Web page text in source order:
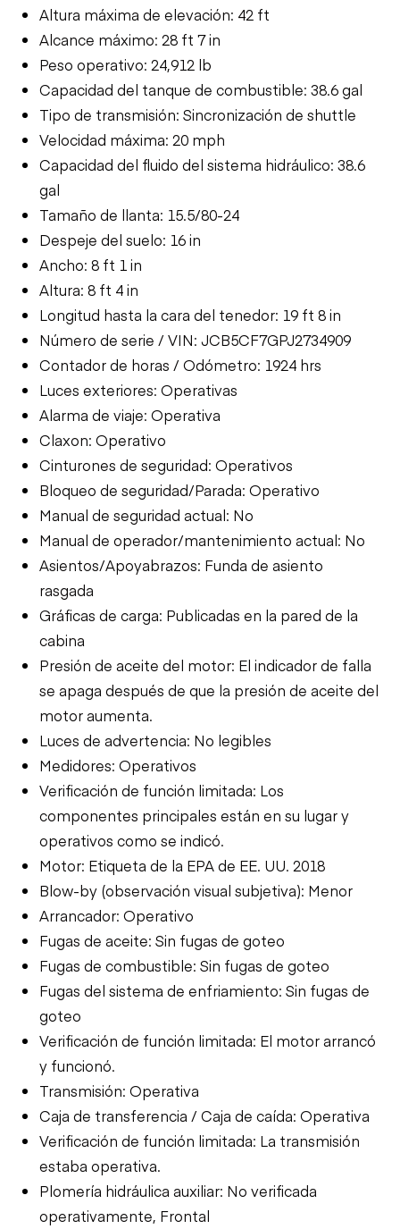
Altura máxima de elevación: 42 ft
Alcance máximo: 28 ft 7 in
Peso operativo: 24,912 lb
Capacidad del tanque de combustible: 38.6 gal
Tipo de transmisión: Sincronización de shuttle
Velocidad máxima: 20 mph
Capacidad del fluido del sistema hidráulico: 38.6
gal
Tamaño de llanta: 15.5/80-24
Despeje del suelo: 16 in
Ancho: 8 ft 1 in
Altura: 8 ft 4 in
Longitud hasta la cara del tenedor: 19 ft 8 in
Número de serie / VIN: JCB5CF7GPJ2734909
Contador de horas / Odómetro: 1924 hrs
Luces exteriores: Operativas
Alarma de viaje: Operativa
Claxon: Operativo
Cinturones de seguridad: Operativos
Bloqueo de seguridad/Parada: Operativo
Manual de seguridad actual: No
Manual de operador/mantenimiento actual: No
Asientos/Apoyabrazos: Funda de asiento
rasgada
Gráficas de carga: Publicadas en la pared de la
cabina
Presión de aceite del motor: El indicador de falla
se apaga después de que la presión de aceite del
motor aumenta.
Luces de advertencia: No legibles
Medidores: Operativos
Verificación de función limitada: Los
componentes principales están en su lugar y
operativos como se indicó.
Motor: Etiqueta de la EPA de EE. UU. 2018
Blow-by (observación visual subjetiva): Menor
Arrancador: Operativo
Fugas de aceite: Sin fugas de goteo
Fugas de combustible: Sin fugas de goteo
Fugas del sistema de enfriamiento: Sin fugas de
goteo
Verificación de función limitada: El motor arrancó
y funcionó.
Transmisión: Operativa
Caja de transferencia / Caja de caída: Operativa
Verificación de función limitada: La transmisión
estaba operativa.
Plomería hidráulica auxiliar: No verificada
operativamente, Frontal